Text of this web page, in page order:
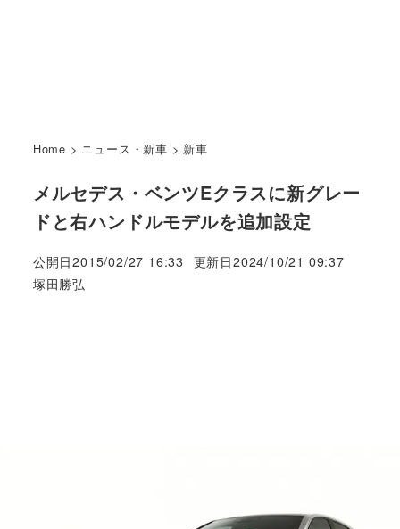
Home > ニュース・新車 > 新車
メルセデス・ベンツEクラスに新グレー
ドと右ハンドルモデルを追加設定
公開日2015/02/27 16:33 更新日2024/10/21 09:37
著
塚田勝弘